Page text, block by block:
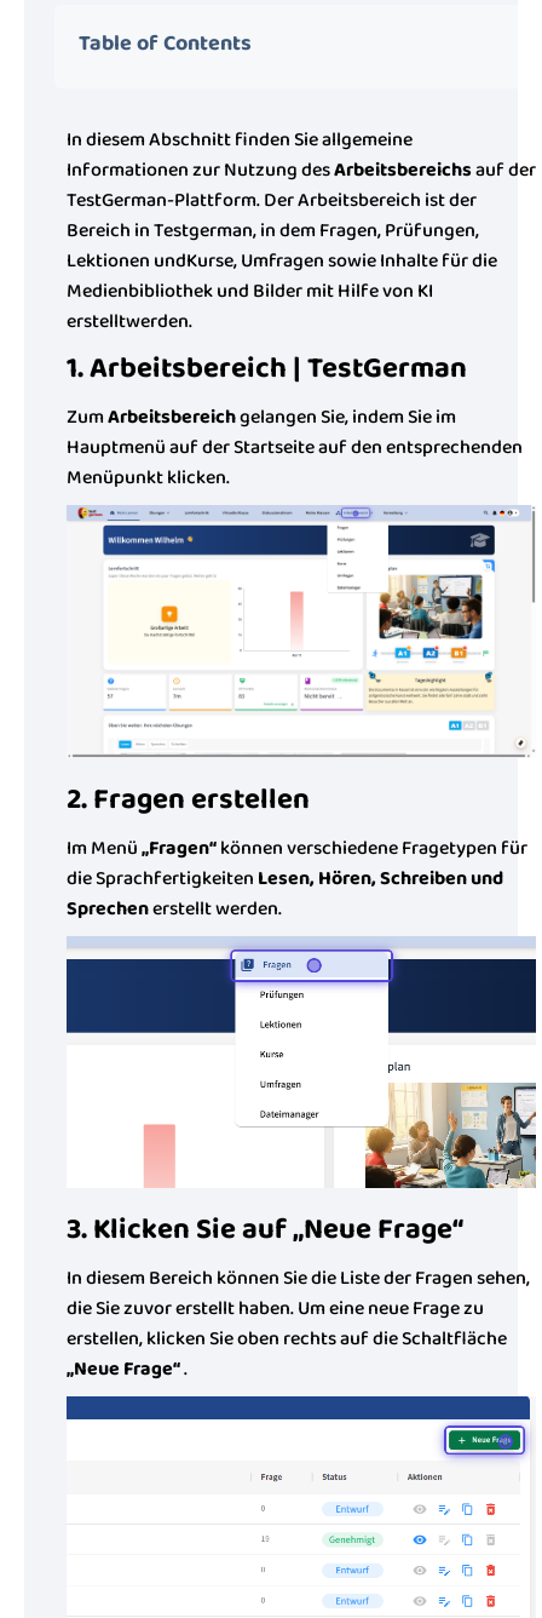
Table of Contents
In diesem Abschnitt finden Sie allgemeine
Informationen zur Nutzung desArbeitsbereichsauf der
TestGerman-Plattform. Der Arbeitsbereich ist der
Bereich in Testgerman, in dem Fragen, Prüfungen,
Lektionen undKurse, Umfragen sowie Inhalte für die
Medienbibliothek und Bilder mit Hilfe von KI
erstelltwerden.
1. Arbeitsbereich | TestGerman
ZumArbeitsbereichgelangen Sie, indem Sie im
Hauptmenü auf der Startseite auf den entsprechenden
Menüpunkt klicken.
2. Fragen erstellen
Im Menü„Fragen“können verschiedene Fragetypen für
die Sprachfertigkeiten Lesen, Hören, Schreiben und
Sprechenerstellt werden.
3. Klicken Sie auf „Neue Frage“
In diesem Bereich können Sie die Liste der Fragen sehen,
die Sie zuvor erstellt haben. Um eine neue Frage zu
erstellen, klicken Sie oben rechts auf die Schaltfläche
„Neue Frage“.